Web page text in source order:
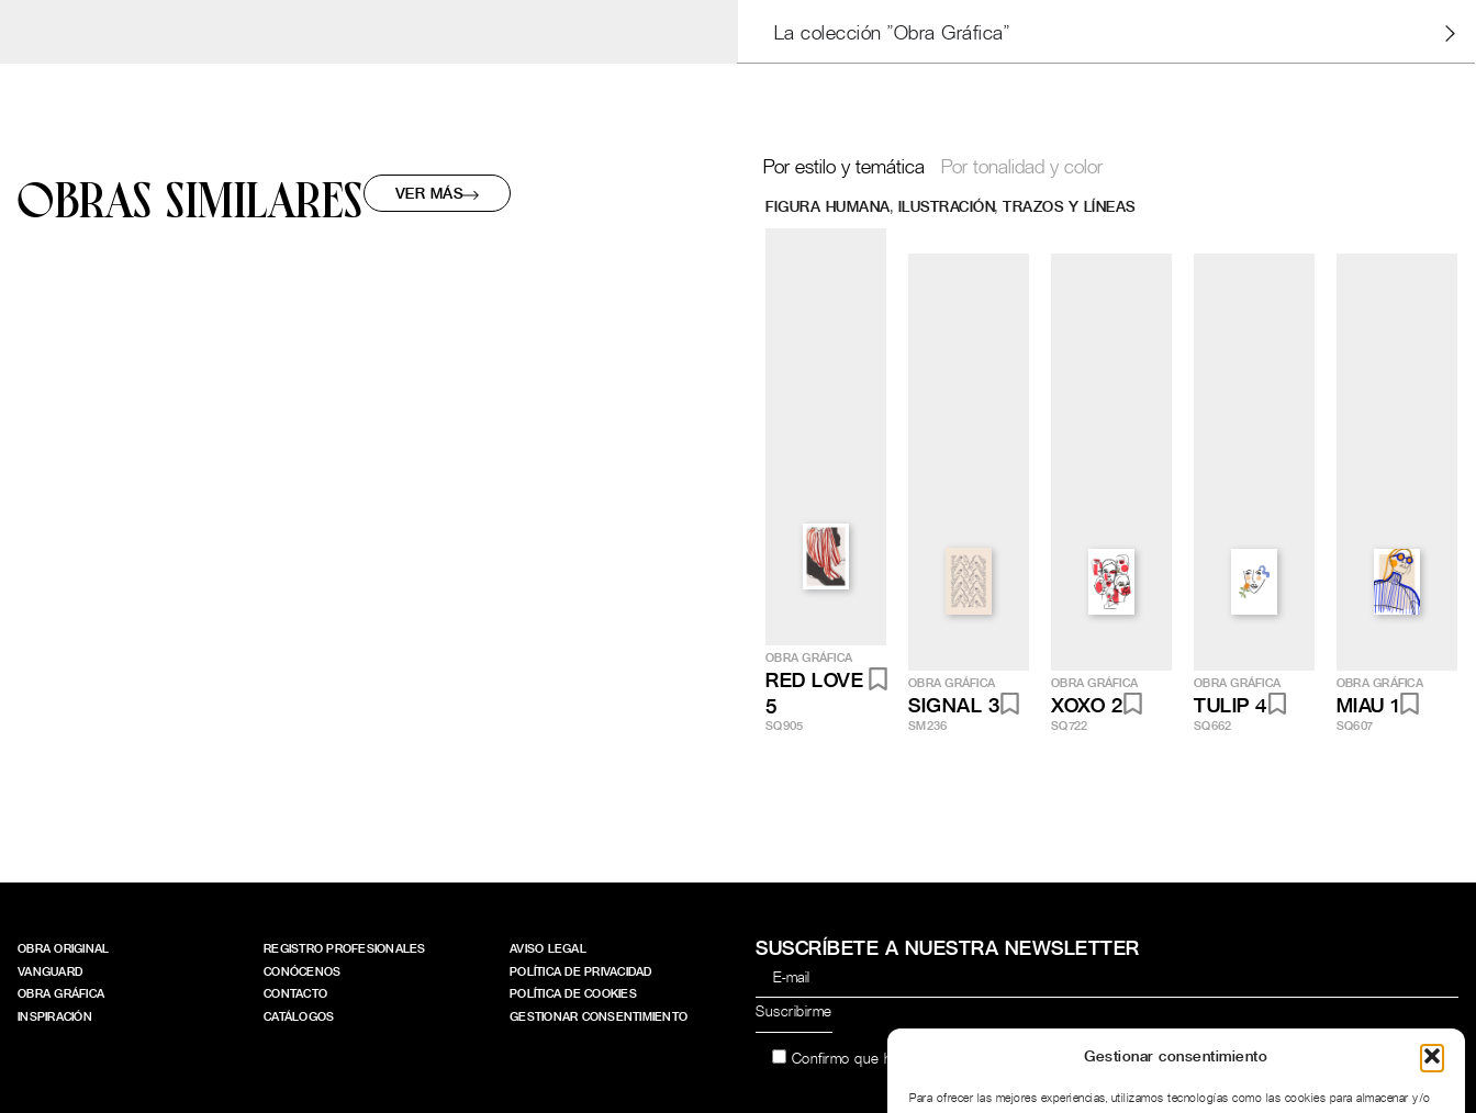
Gestionar consentimiento
Para ofrecer las mejores experiencias, utilizamos tecnologías como las cookies para almacenar y/o
La colección "Obra Gráfica"
OBRAS SIMILARES VER MÁS
Por estilo y temática Por tonalidad y color
FIGURA HUMANA, ILUSTRACIÓN, TRAZOS Y LÍNEAS
OBRA GRÁFICA
RED LOVE
5
SQ905
OBRA GRÁFICA
SIGNAL 3
SM236
OBRA GRÁFICA
XOXO 2
SQ722
OBRA GRÁFICA
TULIP 4
SQ662
OBRA GRÁFICA
MIAU 1
SQ607
OBRA ORIGINAL
VANGUARD
OBRA GRÁFICA
INSPIRACIÓN
REGISTRO PROFESIONALES
CONÓCENOS
CONTACTO
CATÁLOGOS
AVISO LEGAL
POLÍTICA DE PRIVACIDAD
POLÍTICA DE COOKIES
GESTIONAR CONSENTIMIENTO
SUSCRÍBETE A NUESTRA NEWSLETTER
Confirmo que he leído y acepto la Política de privacidad del sitio web.